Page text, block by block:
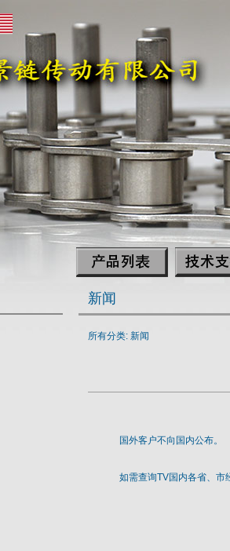
新闻
所有分类: 新闻
国外客户不向国内公布。
如需查询TV国内各省、